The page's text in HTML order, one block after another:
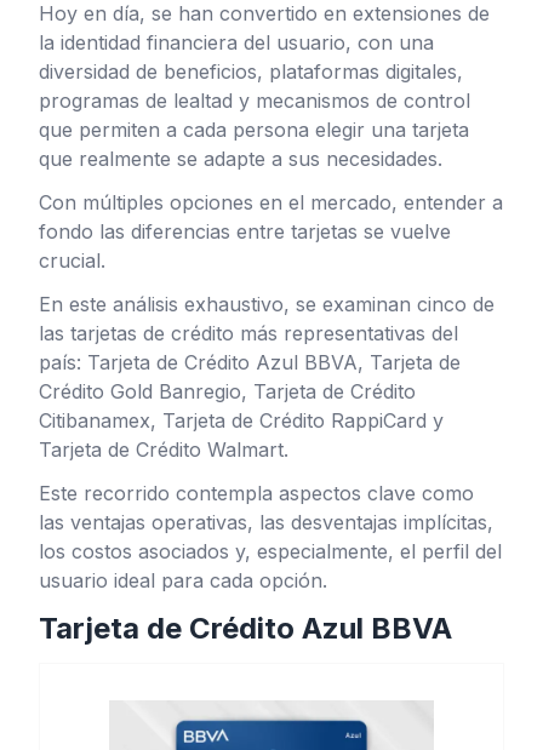
Hoy en día, se han convertido en extensiones de
la identidad financiera del usuario, con una
diversidad de beneficios, plataformas digitales,
programas de lealtad y mecanismos de control
que permiten a cada persona elegir una tarjeta
que realmente se adapte a sus necesidades.
Con múltiples opciones en el mercado, entender a
fondo las diferencias entre tarjetas se vuelve
crucial.
En este análisis exhaustivo, se examinan cinco de
las tarjetas de crédito más representativas del
país: Tarjeta de Crédito Azul BBVA, Tarjeta de
Crédito Gold Banregio, Tarjeta de Crédito
Citibanamex, Tarjeta de Crédito RappiCard y
Tarjeta de Crédito Walmart.
Este recorrido contempla aspectos clave como
las ventajas operativas, las desventajas implícitas,
los costos asociados y, especialmente, el perfil del
usuario ideal para cada opción.
Tarjeta de Crédito Azul BBVA